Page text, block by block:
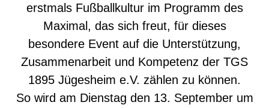
erstmals Fußballkultur im Programm des
Maximal, das sich freut, für dieses
besondere Event auf die Unterstützung,
Zusammenarbeit und Kompetenz der TGS
1895 Jügesheim e.V. zählen zu können.
So wird am Dienstag den 13. September um